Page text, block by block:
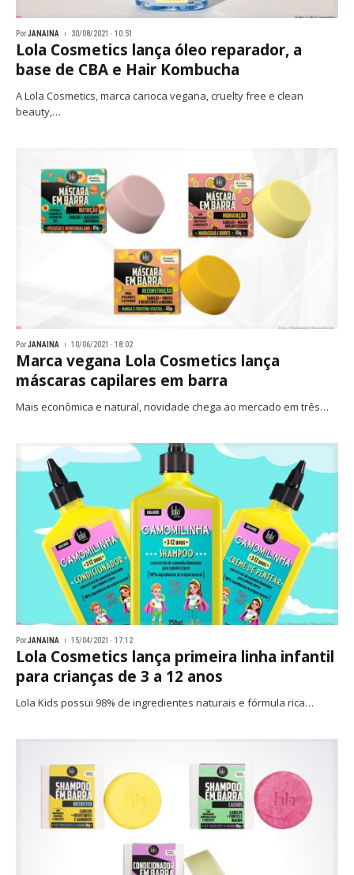
PorJANAINA 30/08/2021 · 10:51
Lola Cosmetics lança óleo reparador, a
base de CBA e Hair Kombucha
A Lola Cosmetics, marca carioca vegana, cruelty free e clean
beauty,…
PorJANAINA 10/06/2021 · 18:02
Marca vegana Lola Cosmetics lança
máscaras capilares em barra
Mais econômica e natural, novidade chega ao mercado em três…
PorJANAINA 15/04/2021 · 17:12
Lola Cosmetics lança primeira linha infantil
para crianças de 3 a 12 anos
Lola Kids possui 98% de ingredientes naturais e fórmula rica…